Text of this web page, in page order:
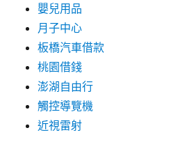
嬰兒用品
月子中心
板橋汽車借款
桃園借錢
澎湖自由行
觸控導覽機
近視雷射